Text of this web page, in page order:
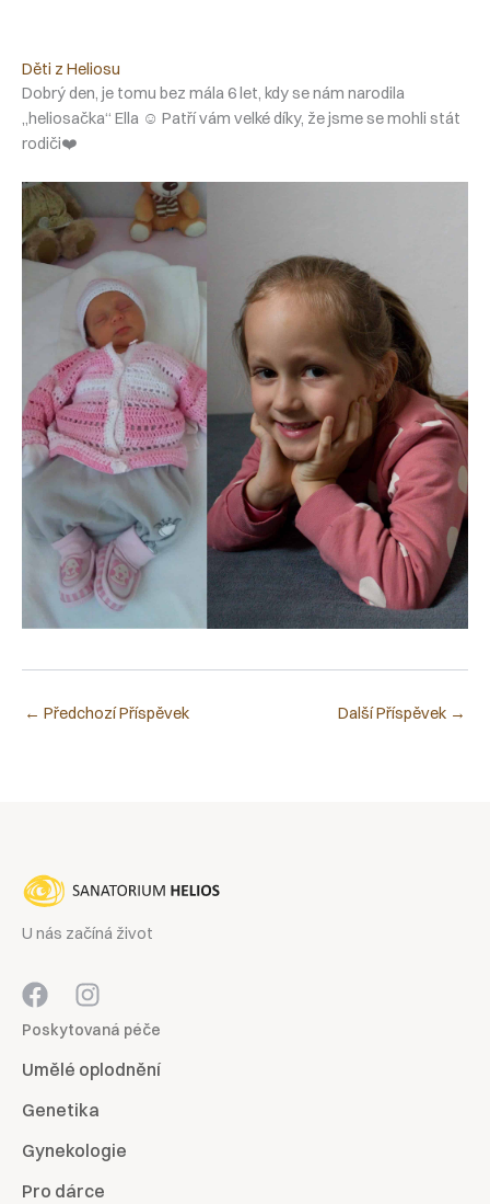
Děti z Heliosu
Dobrý den, je tomu bez mála 6 let, kdy se nám narodila
„heliosačka“ Ella ☺️ Patří vám velké díky, že jsme se mohli stát
rodiči❤️
← Předchozí Příspěvek Další Příspěvek →
U nás začíná život
Poskytovaná péče
Umělé oplodnění
Genetika
Gynekologie
Pro dárce